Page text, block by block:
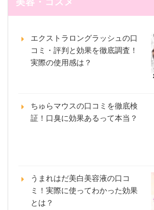
エクストラロングラッシュの口
コミ・評判と効果を徹底調査！
実際の使用感は？
ちゅらマウスの口コミを徹底検
証！口臭に効果あるって本当？
うまれはだ美白美容液の口コ
ミ！実際に使ってわかった効果
とは？